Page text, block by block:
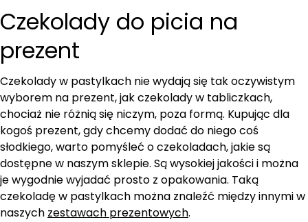
Czekolady do picia na
prezent
Czekolady w pastylkach nie wydają się tak oczywistym
wyborem na prezent, jak czekolady w tabliczkach,
chociaż nie różnią się niczym, poza formą. Kupując dla
kogoś prezent, gdy chcemy dodać do niego coś
słodkiego, warto pomyśleć o czekoladach, jakie są
dostępne w naszym sklepie. Są wysokiej jakości i można
je wygodnie wyjadać prosto z opakowania. Taką
czekoladę w pastylkach można znaleźć między innymi w
naszych zestawach prezentowych.